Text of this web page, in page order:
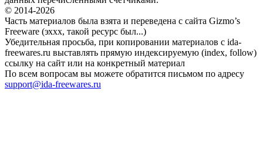
© 2014-2026
Часть материалов была взята и переведена с сайта Gizmo’s
Freeware (эххх, такой ресурс был...)
Убедительная просьба, при копировании материалов с ida-
freewares.ru выставлять прямую индексируемую (index, follow)
ссылку на сайт или на конкретный материал
По всем вопросам вы можете обратится письмом по адресу
support@ida-freewares.ru